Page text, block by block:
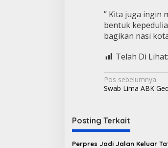
” Kita juga ingin
bentuk
bagikan nasi
Telah Di Lihat:
N
a
i
g
Pos sebelumnya
Swab Lima ABK
Posting Terkait
Perpres Jadi Jalan Keluar